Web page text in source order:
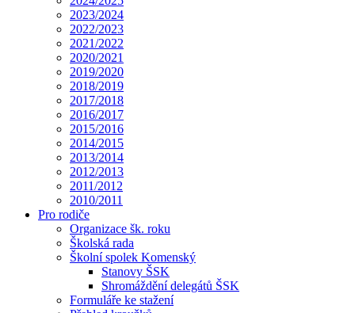
2023/2024
2022/2023
2021/2022
2020/2021
2019/2020
2018/2019
2017/2018
2016/2017
2015/2016
2014/2015
2013/2014
2012/2013
2011/2012
2010/2011
Pro rodiče
Organizace šk. roku
Školská rada
Školní spolek Komenský
Stanovy ŠSK
Shromáždění delegátů ŠSK
Formuláře ke stažení